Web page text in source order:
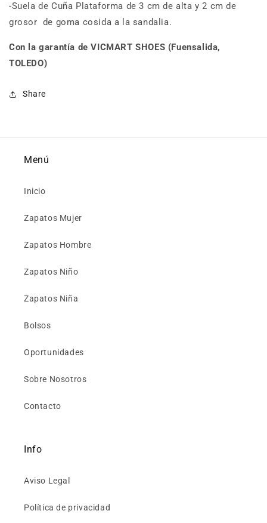
-Suela de Cuña Plataforma de 3 cm de alta y 2 cm de
grosor de goma cosida a la sandalia.
Con la garantía de VICMART SHOES (Fuensalida,
TOLEDO)
Share
Menú
Inicio
Zapatos Mujer
Zapatos Hombre
Zapatos Niño
Zapatos Niña
Bolsos
Oportunidades
Sobre Nosotros
Contacto
Info
Aviso Legal
Política de privacidad